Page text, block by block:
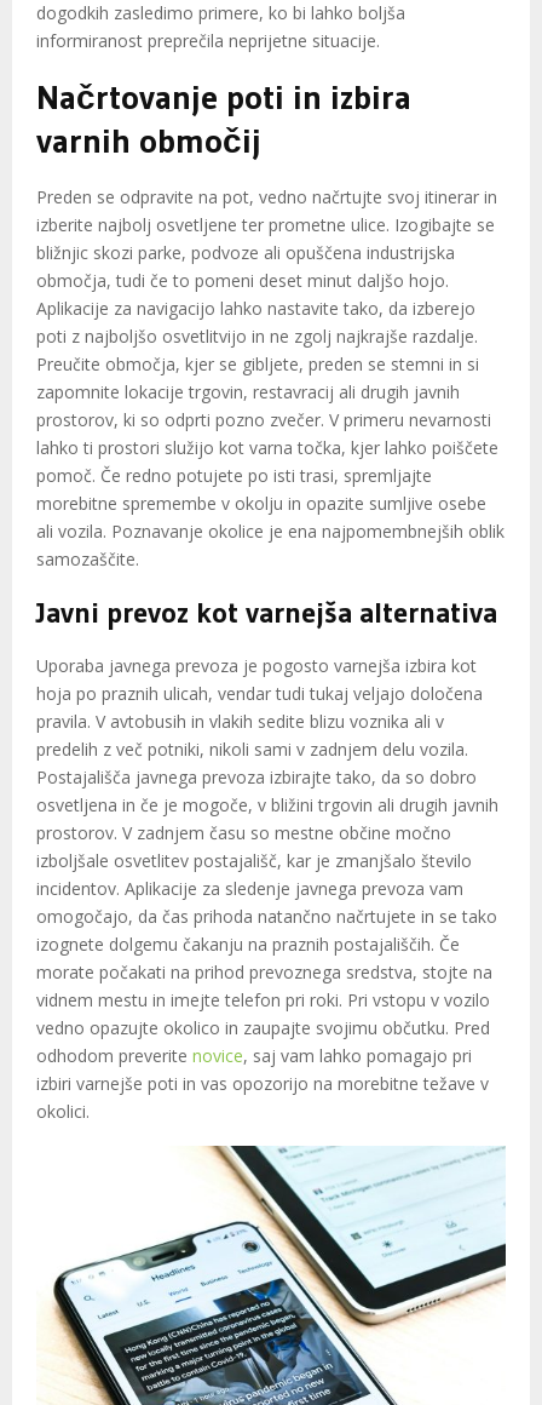
dogodkih zasledimo primere, ko bi lahko boljša
informiranost preprečila neprijetne situacije.
Načrtovanje poti in izbira
varnih območij
Preden se odpravite na pot, vedno načrtujte svoj itinerar in
izberite najbolj osvetljene ter prometne ulice. Izogibajte se
bližnjic skozi parke, podvoze ali opuščena industrijska
območja, tudi če to pomeni deset minut daljšo hojo.
Aplikacije za navigacijo lahko nastavite tako, da izberejo
poti z najboljšo osvetlitvijo in ne zgolj najkrajše razdalje.
Preučite območja, kjer se gibljete, preden se stemni in si
zapomnite lokacije trgovin, restavracij ali drugih javnih
prostorov, ki so odprti pozno zvečer. V primeru nevarnosti
lahko ti prostori služijo kot varna točka, kjer lahko poiščete
pomoč. Če redno potujete po isti trasi, spremljajte
morebitne spremembe v okolju in opazite sumljive osebe
ali vozila. Poznavanje okolice je ena najpomembnejših oblik
samozaščite.
Javni prevoz kot varnejša alternativa
Uporaba javnega prevoza je pogosto varnejša izbira kot
hoja po praznih ulicah, vendar tudi tukaj veljajo določena
pravila. V avtobusih in vlakih sedite blizu voznika ali v
predelih z več potniki, nikoli sami v zadnjem delu vozila.
Postajališča javnega prevoza izbirajte tako, da so dobro
osvetljena in če je mogoče, v bližini trgovin ali drugih javnih
prostorov. V zadnjem času so mestne občine močno
izboljšale osvetlitev postajališč, kar je zmanjšalo število
incidentov. Aplikacije za sledenje javnega prevoza vam
omogočajo, da čas prihoda natančno načrtujete in se tako
izognete dolgemu čakanju na praznih postajališčih. Če
morate počakati na prihod prevoznega sredstva, stojte na
vidnem mestu in imejte telefon pri roki. Pri vstopu v vozilo
vedno opazujte okolico in zaupajte svojimu občutku. Pred
odhodom preverite novice, saj vam lahko pomagajo pri
izbiri varnejše poti in vas opozorijo na morebitne težave v
okolici.